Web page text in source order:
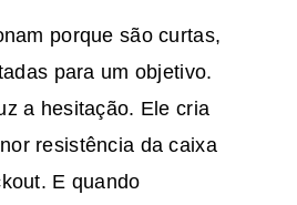
porque são curtas,
para um objetivo.
a hesitação. Ele cria
resistência da caixa
E quando